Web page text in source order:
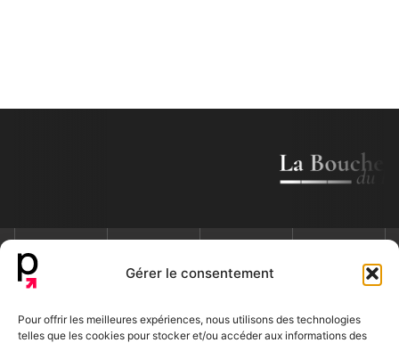
Gérer le consentement
Pour offrir les meilleures expériences, nous utilisons des technologies
telles que les cookies pour stocker et/ou accéder aux informations des